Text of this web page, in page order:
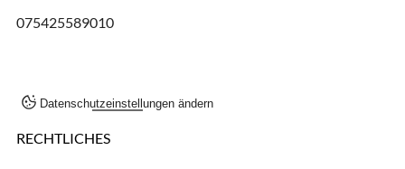
075425589010
Datenschutzeinstellungen ändern
RECHTLICHES